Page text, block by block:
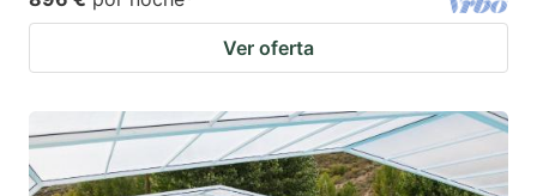
Ver oferta